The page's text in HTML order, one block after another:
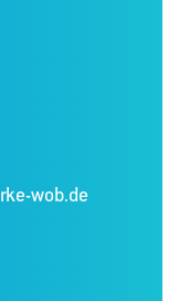
wob.de